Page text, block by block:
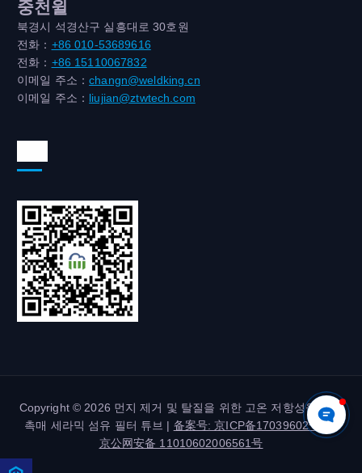
중천윌
북경시 석경산구 실흥대로 30호원
전화： +86 010-53689616
전화： +86 15110067832
이메일 주소：changn@weldking.cn
이메일 주소： liujian@ztwtech.com
Copyright © 2026 먼지 제거 및 탈질을 위한 고온 저항성을 갖춘
촉매 세라믹 섬유 필터 튜브 | 备案号: 京ICP备17039602号-2|
京公网安备 11010602006561号